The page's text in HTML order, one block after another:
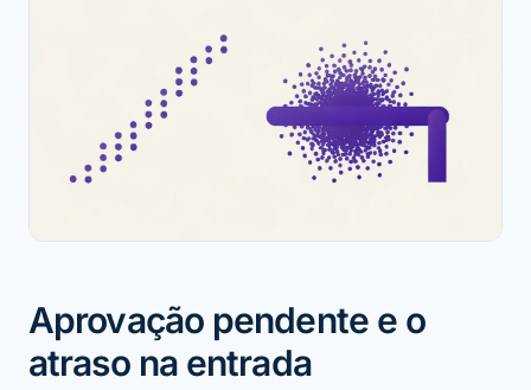
Aprovação pendente e o
atraso na entrada